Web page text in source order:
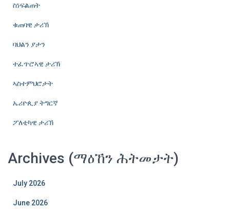
ስነፍልጠት
ቁጠባዊ ታሪኽ
ባህልን ያታን
ተፈጥሮኣዊ ታሪኽ
ኣስተምህሮታት
ኤሪዮጲያ ትግርኛ
ፖለቲካዊ ታሪኽ
Archives (ማዕኸን ሕትመታት)
July 2026
June 2026